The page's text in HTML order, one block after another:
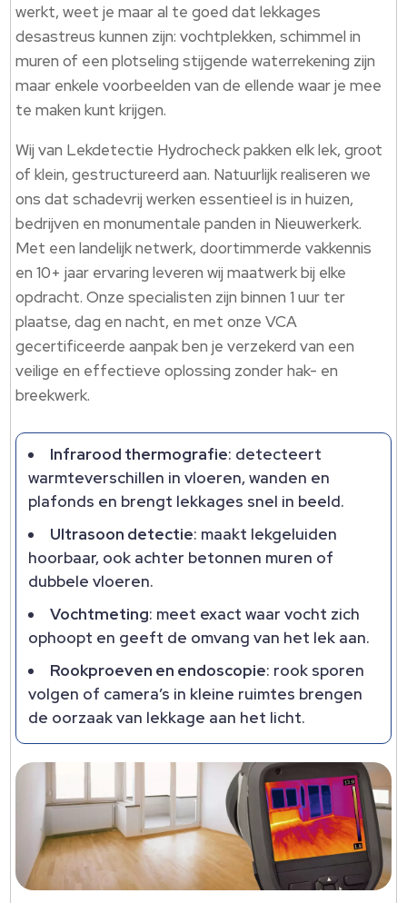
werkt, weet je maar al te goed dat lekkages
desastreus kunnen zijn: vochtplekken, schimmel in
muren of een plotseling stijgende waterrekening zijn
maar enkele voorbeelden van de ellende waar je mee
te maken kunt krijgen.​
Wij van Lekdetectie Hydrocheck pakken elk lek, groot
of klein, gestructureerd aan.​ Natuurlijk realiseren we
ons dat schadevrij werken essentieel is in huizen,
bedrijven en monumentale panden in Nieuwerkerk.​
Met een landelijk netwerk, doortimmerde vakkennis
en 10+ jaar ervaring leveren wij maatwerk bij elke
opdracht.​ Onze specialisten zijn binnen 1 uur ter
plaatse, dag en nacht, en met onze VCA
gecertificeerde aanpak ben je verzekerd van een
veilige en effectieve oplossing zonder hak- en
breekwerk.​
Infrarood thermografie: detecteert
warmteverschillen in vloeren, wanden en
plafonds en brengt lekkages snel in beeld.​
Ultrasoon detectie: maakt lekgeluiden
hoorbaar, ook achter betonnen muren of
dubbele vloeren.​
Vochtmeting: meet exact waar vocht zich
ophoopt en geeft de omvang van het lek aan.​
Rookproeven en endoscopie: rook sporen
volgen of camera’s in kleine ruimtes brengen
de oorzaak van lekkage aan het licht.​